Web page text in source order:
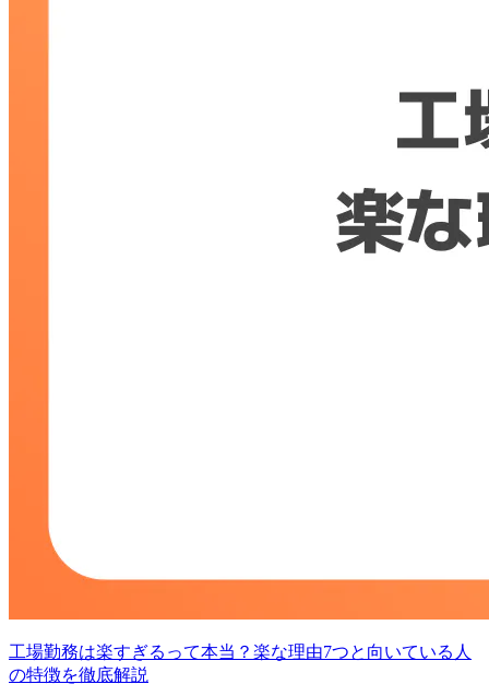
工場勤務は楽すぎるって本当？楽な理由7つと向いている人
の特徴を徹底解説